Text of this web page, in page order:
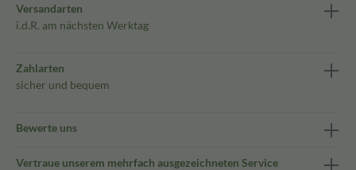
Versandarten
i.d.R. am nächsten Werktag
Zahlarten
sicher und bequem
Bewerte uns
Vertraue unserem mehrfach ausgezeichneten Service